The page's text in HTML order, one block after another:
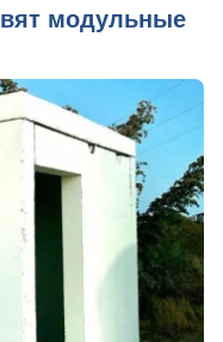
модульные